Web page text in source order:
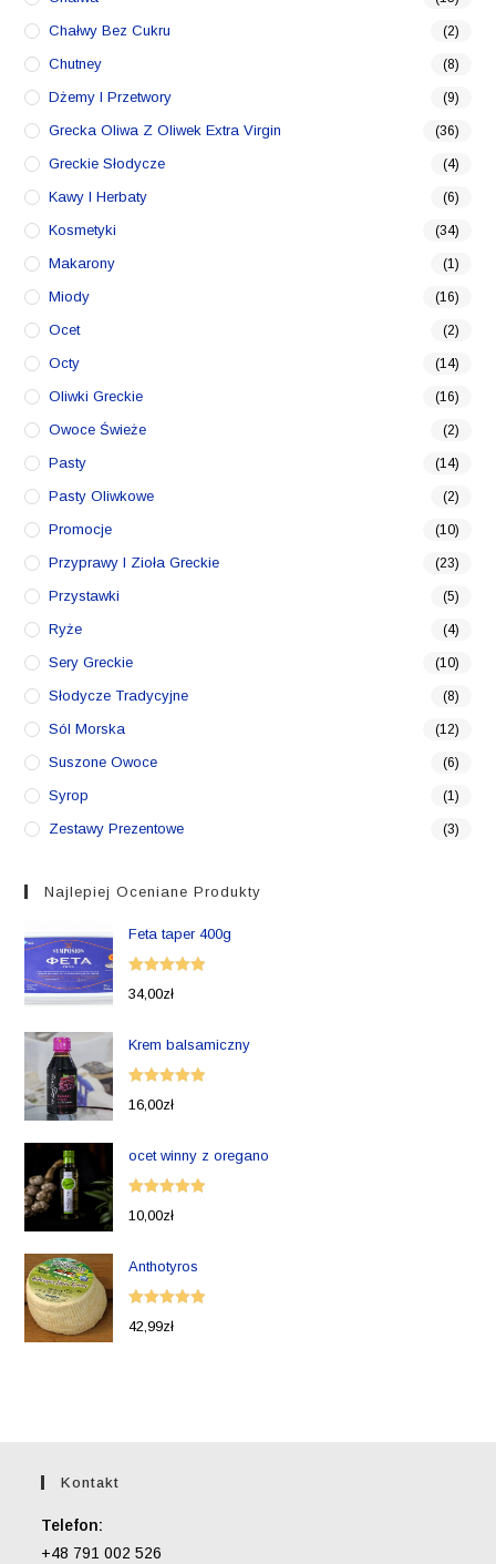
Chałwy Bez Cukru (2)
Chutney (8)
Dżemy I Przetwory (9)
Grecka Oliwa Z Oliwek Extra Virgin (36)
Greckie Słodycze (4)
Kawy I Herbaty (6)
Kosmetyki (34)
Makarony (1)
Miody (16)
Ocet (2)
Octy (14)
Oliwki Greckie (16)
Owoce Świeże (2)
Pasty (14)
Pasty Oliwkowe (2)
Promocje (10)
Przyprawy I Zioła Greckie (23)
Przystawki (5)
Ryże (4)
Sery Greckie (10)
Słodycze Tradycyjne (8)
Sól Morska (12)
Suszone Owoce (6)
Syrop (1)
Zestawy Prezentowe (3)
Najlepiej Oceniane Produkty
Feta taper 400g
Oceniono
34,00zł
Krem balsamiczny
Oceniono
16,00zł
ocet winny z oregano
Oceniono
10,00zł
Anthotyros
Oceniono
42,99zł
Kontakt
Telefon:
+48 791 002 526